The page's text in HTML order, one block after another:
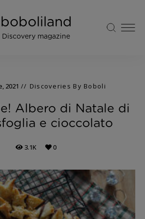
boboliland
Discovery magazine
2021 Discoveries By Boboli
Albero di Natale di
e cioccolato
3.1K 0